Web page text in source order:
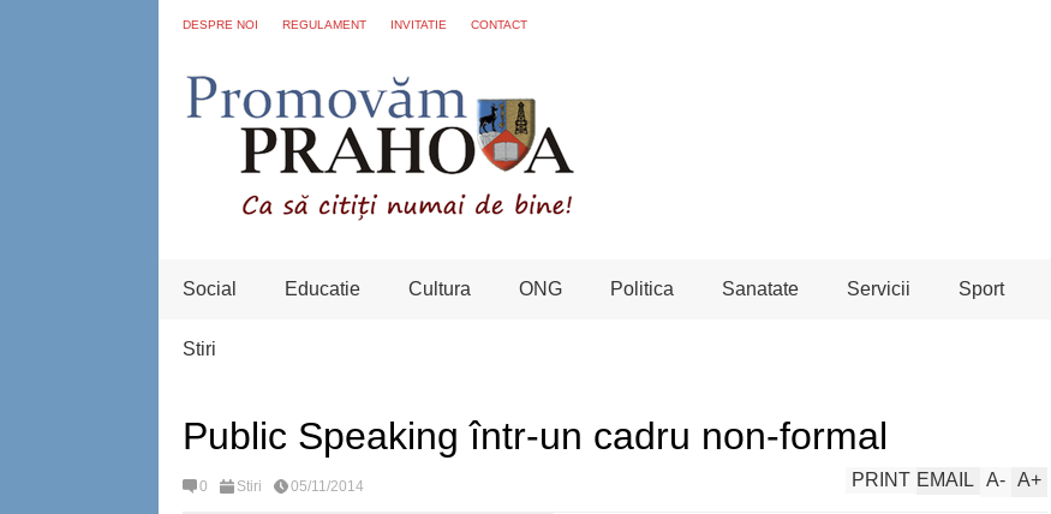
DESPRE NOI REGULAMENT INVITATIE CONTACT
Social Educatie Cultura ONG Politica Sanatate Servicii Sport
Stiri
Public Speaking într-un cadru non-formal
0 Stiri 05/11/2014 A+
A-
EMAIL
PRINT